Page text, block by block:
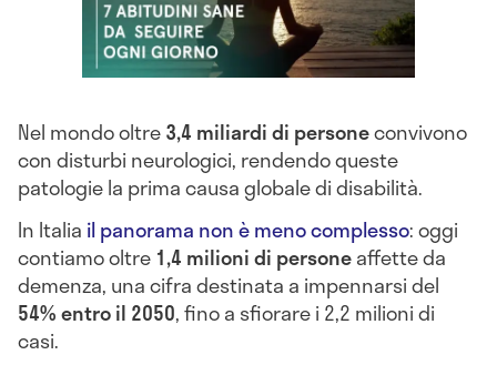
Nel mondo oltre3,4 miliardi di personeconvivono
con disturbi neurologici, rendendo queste
patologie la prima causa globale di disabilità.
In Italia il panorama non è meno complesso: oggi
contiamo oltre 1,4 milioni di personeaffette da
demenza, una cifra destinata a impennarsi del
54% entro il 2050, fino a sfiorare i 2,2 milioni di
casi.